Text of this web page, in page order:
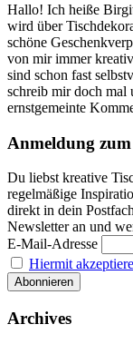
Hallo! Ich heiße
wird über
schöne
von mir immer
sind schon fast
schreib mir doch
ernstgemeinte
Anmeldung
Du liebst kreative
regelmäßige
direkt in dein
Newsletter an und
E-Mail-Adresse
Hiermit
Archives